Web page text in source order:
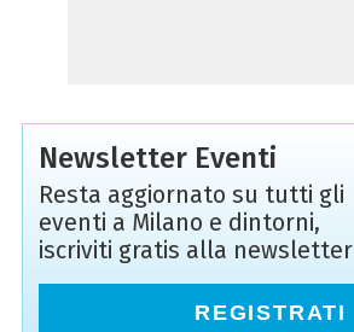
Newsletter Eventi
Resta aggiornato su tutti gli
eventi a Milano e dintorni,
iscriviti gratis alla newsletter
REGISTRATI